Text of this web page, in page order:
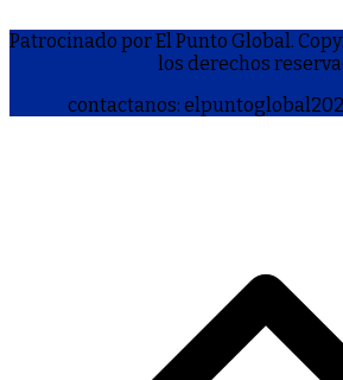
Patrocinado por El Punto Global.
los derechos
contactanos: